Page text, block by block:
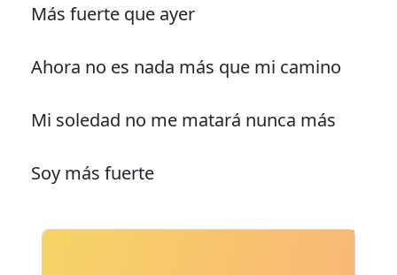
Más fuerte que ayer
Ahora no es nada más que mi camino
Mi soledad no me matará nunca más
Soy más fuerte